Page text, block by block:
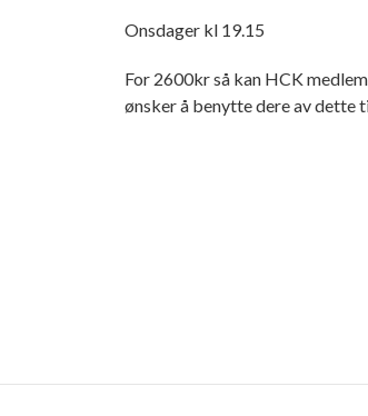
Onsdager kl 19.15
For 2600kr så kan HCK
ønsker å benytte dere av dette